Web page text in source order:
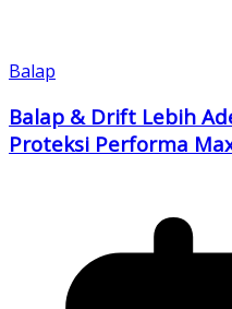
Balap
Balap & Drift Lebih
Proteksi Performa